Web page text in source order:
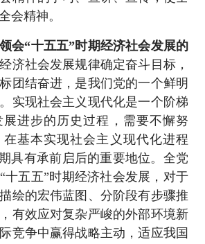
会精神。
会“十五五”时期经济社会发展的
济社会发展规律确定奋斗目标，
团结奋进，是我们党的一个鲜明
实现社会主义现代化是一个阶梯
进步的历史过程，需要不懈努
基本实现社会主义现代化进程
具有承前启后的重要地位。全党
十五五”时期经济社会发展，对于
绘的宏伟蓝图、分阶段有步骤推
有效应对复杂严峻的外部环境新
竞争中赢得战略主动，适应我国